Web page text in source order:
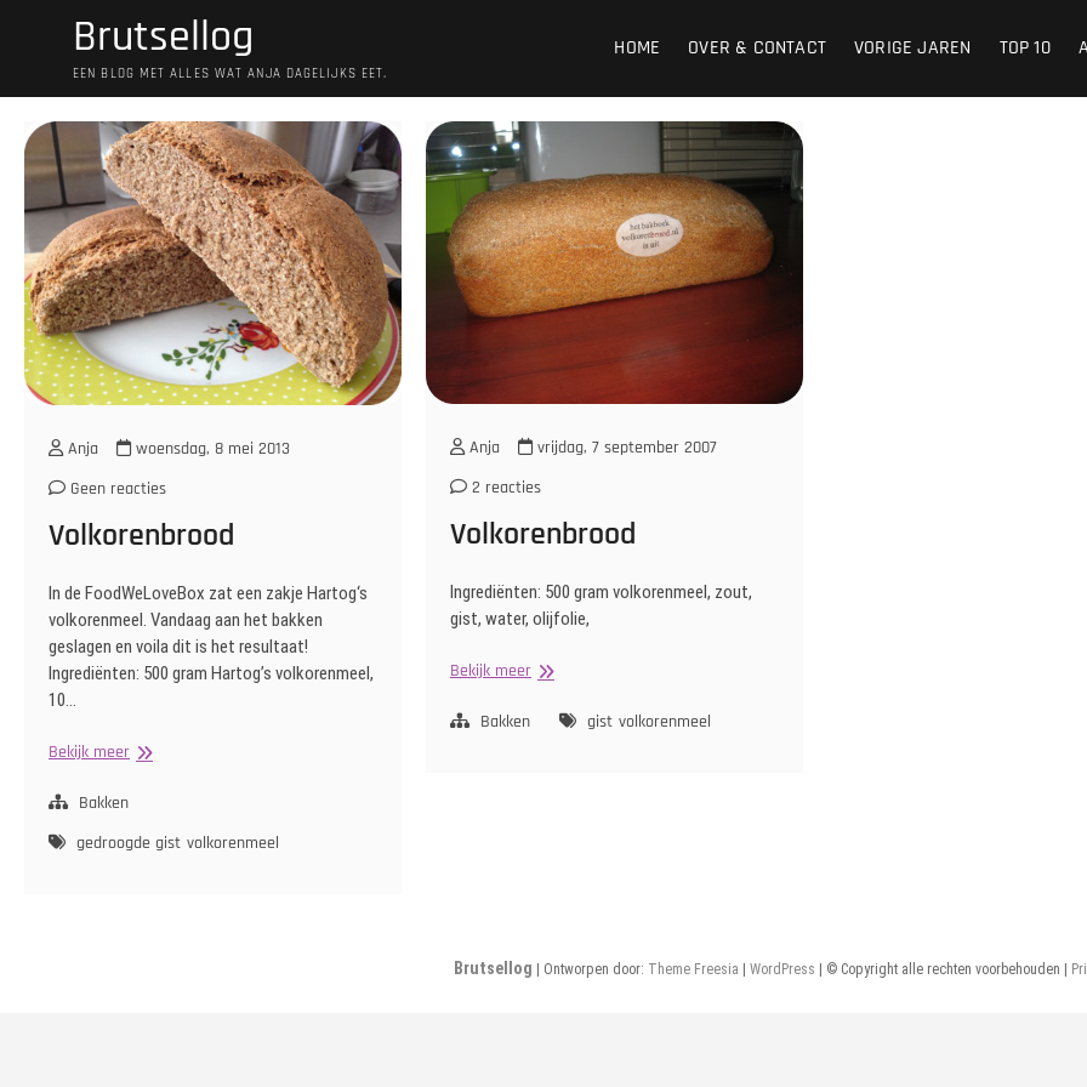
Brutsellog
EEN BLOG MET ALLES WAT ANJA DAGELIJKS EET.
HOME OVER & CONTACT VORIGE JAREN TOP 10
Anja
woensdag, 8 mei 2013
Geen reacties
Volkorenbrood
In de FoodWeLoveBox zat een zakje Hartog‘s
volkorenmeel. Vandaag aan het bakken
geslagen en voila dit is het resultaat!
Ingrediënten: 500 gram Hartog’s volkorenmeel,
10…
Bekijk meerVolkorenbrood
Bakken
gedroogde gist volkorenmeel
Anja
vrijdag, 7 september 2007
2 reacties
Volkorenbrood
Ingrediënten: 500 gram volkorenmeel, zout,
gist, water, olijfolie,
Bekijk meerVolkorenbrood
Bakken gist volkorenmeel
Brutsellog | Ontworpen door: Theme Freesia | WordPress | © Copyright alle rechten voorbehouden |